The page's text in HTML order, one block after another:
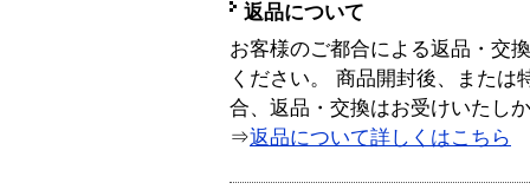
返品について
お客様のご都合による返品・交
ください。 商品開封後、または
合、返品・交換はお受けいたし
⇒返品について詳しくはこちら